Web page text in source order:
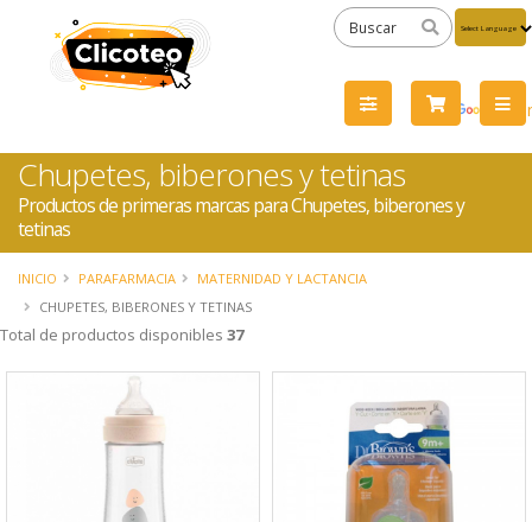
by
Chupetes, biberones y tetinas
Productos de primeras marcas para Chupetes, biberones y
tetinas
INICIO PARAFARMACIA
MATERNIDAD Y LACTANCIA
CHUPETES, BIBERONES Y TETINAS
Total de productos disponibles 37